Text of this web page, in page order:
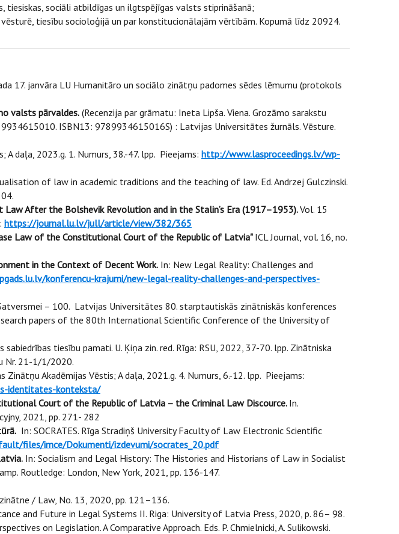
tiesiskas, sociāli atbildīgas un ilgtspējīgas valsts stiprināšanā;
tiesību socioloģijā un par konstitucionālajām vērtībām. Kopumā līdz 20924.
17. janvāra LU Humanitāro un sociālo zinātņu padomes sēdes lēmumu (protokols
valsts pārvaldes. (Recenzija par grāmatu: Ineta Lipša. Viena. Grozāmo sarakstu
ISBN13: 9789934615016S) : Latvijas Universitātes žurnāls. Vēsture.
daļa, 2023.g. 1. Numurs, 38.-47. lpp. Pieejams: http://www.lasproceedings.lv/wp-
of law in academic traditions and the teaching of law. Ed. Andrzej Gulczinski.
After the Bolshevik Revolution and in the Stalin’s Era (1917–1953).Vol. 15
https://journal.lu.lv/jull/article/view/382/365
Law of the Constitutional Court of the Republic of Latvia" ICL Journal, vol. 16, no.
in the Context of Decent Work. In: New Legal Reality: Challenges and
konferencu-krajumi/new-legal-reality-challenges-and-perspectives-
– 100. Latvijas Universitātes 80. starptautiskās zinātniskās konferences
papers of the 80th International Scientific Conference of the University of
sabiedrības tiesību pamati. U. Ķiņa zin. red. Rīga: RSU, 2022, 37-70. lpp. Zinātniska
Nr. 21-1/1/2020.
Zinātņu Akadēmijas Vēstis; A daļa, 2021.g. 4. Numurs, 6.-12. lpp. Pieejams:
identitates-konteksta/
Court of the Republic of Latvia – the Criminal Law Discource. In.
2021, pp. 271- 282
In: SOCRATES. Rīga Stradiņš University Faculty of Law Electronic Scientific
files/imce/Dokumenti/izdevumi/socrates_20.pdf
In: Socialism and Legal History: The Histories and Historians of Law in Socialist
Routledge: London, New York, 2021, pp. 136-147.
/ Law, No. 13, 2020, pp. 121–136.
and Future in Legal Systems II. Riga: University of Latvia Press, 2020, p. 86– 98.
on Legislation. A Comparative Approach. Eds. P. Chmielnicki, A. Sulikowski.